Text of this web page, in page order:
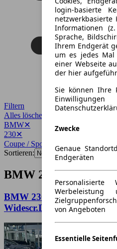
login-basierte
Informationen
Sprache,
Ihrem Endgerät
um es jedes
einer Webseite
der hier
Sie können Ihre
Zwecke
Genaue
Endgeräten
von Angeboten
Essentielle
Filtern
Alles löschen
BMW✕
230✕
Coupe / Sportwagen
Sortieren:
BMW 230 Coupe /
BMW 230 iA Coupe M-
Widescr.Disp. VarS